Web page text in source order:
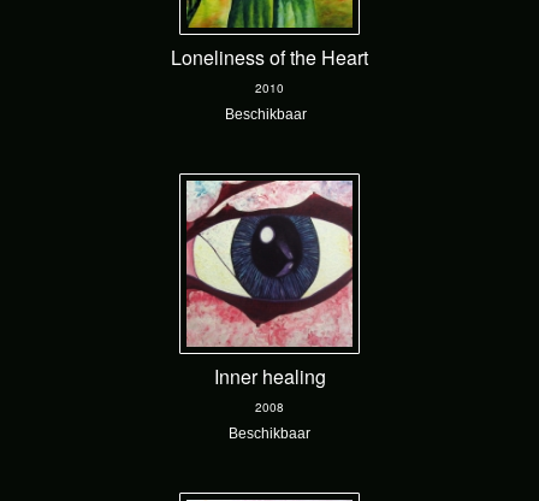
Loneliness of the Heart
2010
Beschikbaar
Inner healing
2008
Beschikbaar